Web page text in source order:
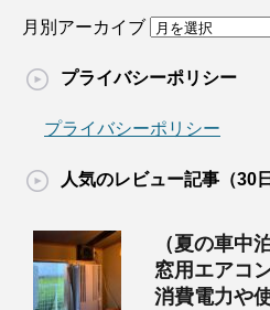
月別アーカイブ
プライバシーポリシー
プライバシーポリシー
人気のレビュー記事（30
（夏の車中
窓用エアコ
消費電力や